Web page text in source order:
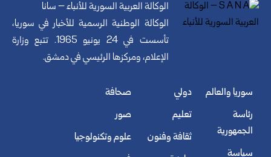
الوكالة العربية السورية للأنباء – سانا
الوكالة الوطنية الرسمية للأخبار في سوريا،
تأسست في 24 يونيو 1965. تتبع وزارة
الإعلام، ومركزها الرئيسي في دمشق.
سوريا والعالم
رئاسة
الجمهورية
سياسة
دولي
تعليم
ثقافة وفنون
صحافة
صور
علوم وتكنولوجيا